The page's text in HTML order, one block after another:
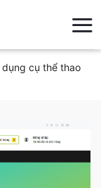
cụ thể thao